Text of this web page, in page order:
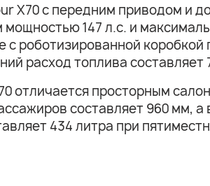
X70 с передним приводом и
147 л.с. и
с роботизированной
расход топлива составляет
отличается просторным
составляет 960 мм,
434 литра при